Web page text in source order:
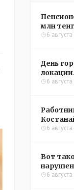
млн
6 августа
День
всех
6
6 августа
Вот
6 августа